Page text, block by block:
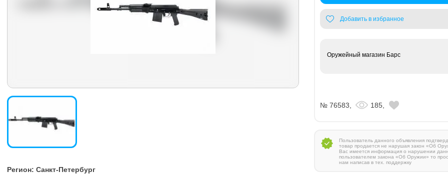
Регион: Санкт-Петербург
Добавить в избранное
Оружейный магазин Барс
№ 76583, 185,
Пользователь данного объявления
товар продается не нарушая закон «Об
Вас имеется информация о нарушении
пользователем закона «Об Оружии» то
нам написав в тех. поддержку